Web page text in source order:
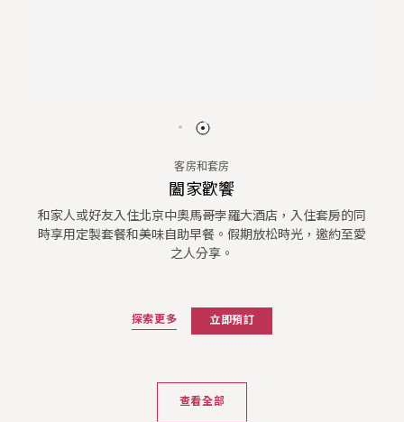
客房和套房
闔家歡饗
和家人或好友入住北京中奧馬哥孛羅大酒店，入住套房的同
時享用定製套餐和美味自助早餐。假期放松時光，邀約至愛
之人分享。
探索更多 立即預訂
查看全部